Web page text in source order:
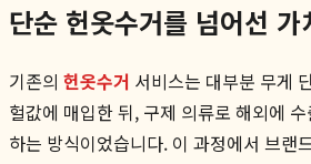
단순 헌옷수거를 넘어선 가
기존의 헌옷수거 서비스는 대부분 무게
헐값에 매입한 뒤, 구제 의류로 해외에
하는 방식이었습니다. 이 과정에서 브랜